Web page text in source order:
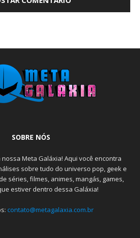
SOBRE NÓS
Meta Galáxia! Aqui você encontra
sobre tudo do universo pop, geek e
séries, filmes, animes, mangás, games,
estiver dentro dessa Galáxia!
contato@metagalaxia.com.br